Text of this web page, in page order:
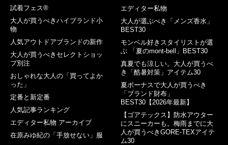
試着フェス®︎
大人が買うべきハイブランド小
物
人気アウトドアブランドの新作
大人が買うべきセレクトショッ
プ別注
おしゃれな大人の「買ってよか
った」
定番と新定番
人気記事ランキング
エディター私物 アーカイブ
在原みゆ紀の「手放せない」服
エディター私物
大人が選ぶべき「メンズ香水」
BEST30
モンベル好きスタイリストが選
ぶ 「夏のmont-bell」BEST30
真夏でも涼しい。大人が買うべ
き「酷暑対策」アイテム30
夏ボーナスで大人が買うべき
「ブランド財布」
BEST30【2026年最新】
【ゴアテックス】防水アウター
にスニーカーも。梅雨までに大
人が買うべきGORE-TEXアイテ
ム30